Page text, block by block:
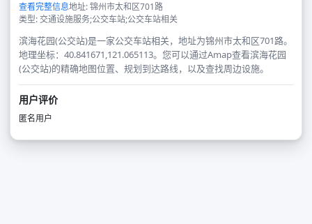
查看完整信息地址: 锦州市太和区701路
类型: 交通设施服务;公交车站;公交车站相关
滨海花园(公交站)是一家公交车站相关，地址为锦州市太和区701路。
地理坐标：40.841671,121.065113。您可以通过Amap查看滨海花园
(公交站)的精确地图位置、规划到达路线，以及查找周边设施。
用户评价
匿名用户